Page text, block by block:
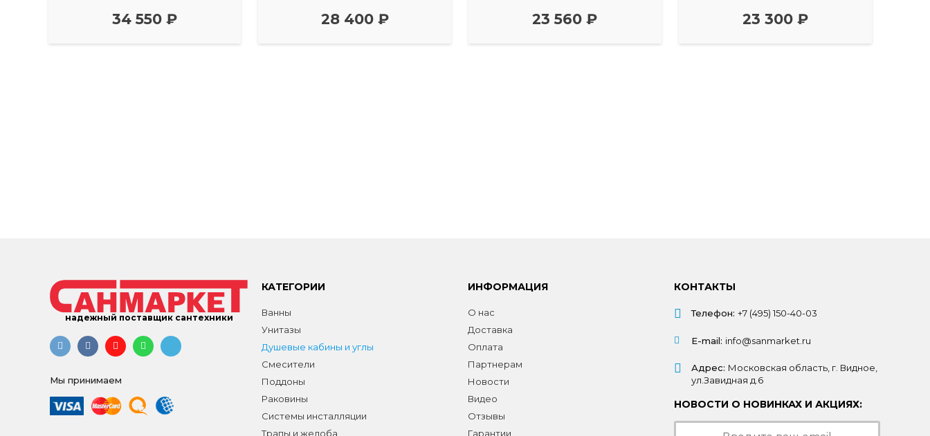
34 550 ₽ 28 400 ₽ 23 560 ₽ 23 300 ₽
надежный поставщик сантехники
Мы принимаем
КАТЕГОРИИ
Ванны
Унитазы
Душевые кабины и углы
Смесители
Поддоны
Раковины
Системы инсталляции
Трапы и желоба
ИНФОРМАЦИЯ
О нас
Доставка
Оплата
Партнерам
Новости
Видео
Отзывы
Гарантии
КОНТАКТЫ
Телефон: +7 (495) 150-40-03
E-mail: info@sanmarket.ru
Адрес: Московская область, г. Видное,
ул.Завидная д.6
НОВОСТИ О НОВИНКАХ И АКЦИЯХ: